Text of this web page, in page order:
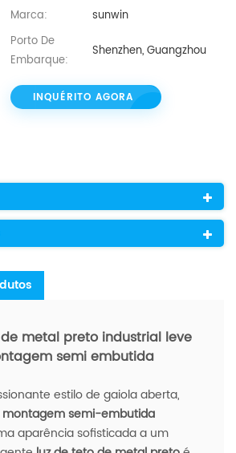
Marca:
sunwin
Porto De
Embarque:
Shenzhen, Guangzhou
INQUÉRITO AGORA
metal preto industrial leve
semi embutida
estilo de gaiola aberta,
montagem semi-embutida
aparência sofisticada a um